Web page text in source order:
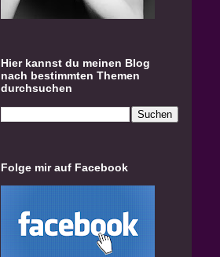
Hier kannst du meinen Blog
nach bestimmten Themen
durchsuchen
Folge mir auf Facebook